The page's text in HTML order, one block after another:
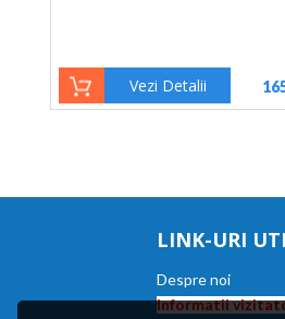
Vezi Detalii
LINK-URI
Despre noi
Informatii